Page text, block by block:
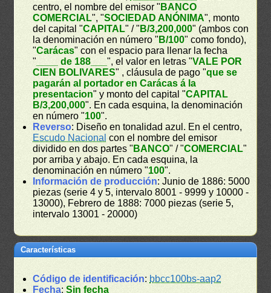
centro, el nombre del emisor " BANCO
COMERCIAL", "SOCIEDAD ANÓNIMA", monto
del capital "CAPITAL" / " B/3,200,000" (ambos con
la denominación en número " B/100" como fondo),
"Carácas" con el espacio para llenar la fecha
" ____ de 188___", el valor en letras "VALE POR
CIEN BOLIVARES" , cláusula de pago "que se
pagarán al portador en Carácas á la
presentacion" y monto del capital "CAPITAL
B/3,200,000". En cada esquina, la denominación
en número "100".
Reverso: Diseño en tonalidad azul. En el centro,
Escudo Nacional con el nombre del emisor
dividido en dos partes " BANCO" / "COMERCIAL"
por arriba y abajo. En cada esquina, la
denominación en número "100".
Información de producción: Junio de 1886: 5000
piezas (serie 4 y 5, intervalo 8001 - 9999 y 10000 -
13000), Febrero de 1888: 7000 piezas (serie 5,
intervalo 13001 - 20000)
Características
Código de identificación: bbcc100bs-aap2
Fecha:Sin fecha